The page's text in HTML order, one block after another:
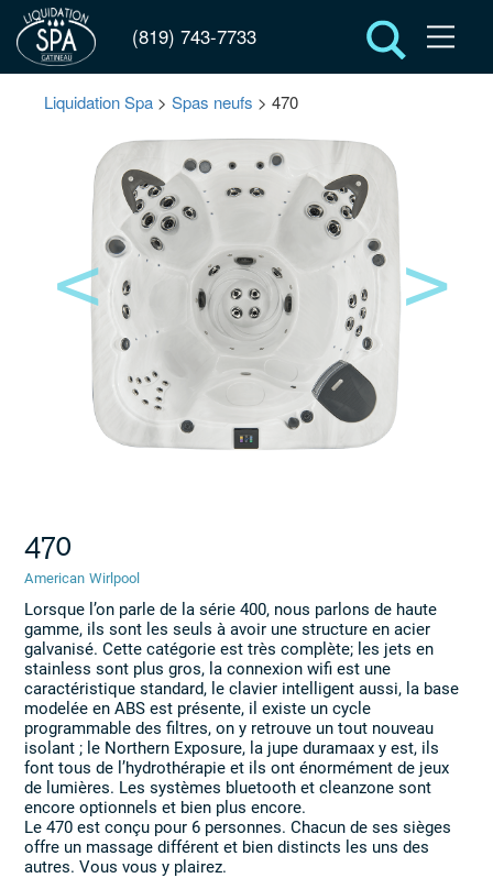
(819) 743-7733
Liquidation Spa >Spas neufs > 470
470
American Wirlpool
Lorsque l’on parle de la série 400, nous parlons de haute
gamme, ils sont les seuls à avoir une structure en acier
galvanisé. Cette catégorie est très complète; les jets en
stainless sont plus gros, la connexion wifi est une
caractéristique standard, le clavier intelligent aussi, la base
modelée en ABS est présente, il existe un cycle
programmable des filtres, on y retrouve un tout nouveau
isolant ; le Northern Exposure, la jupe duramaax y est, ils
font tous de l’hydrothérapie et ils ont énormément de jeux
de lumières. Les systèmes bluetooth et cleanzone sont
encore optionnels et bien plus encore.
Le 470 est conçu pour 6 personnes. Chacun de ses sièges
offre un massage différent et bien distincts les uns des
autres. Vous vous y plairez.